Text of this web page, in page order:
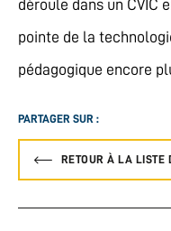
déroule dans un CVIC
pointe de la
pédagogique encore
PARTAGER SUR :
RETOUR À LA LISTE